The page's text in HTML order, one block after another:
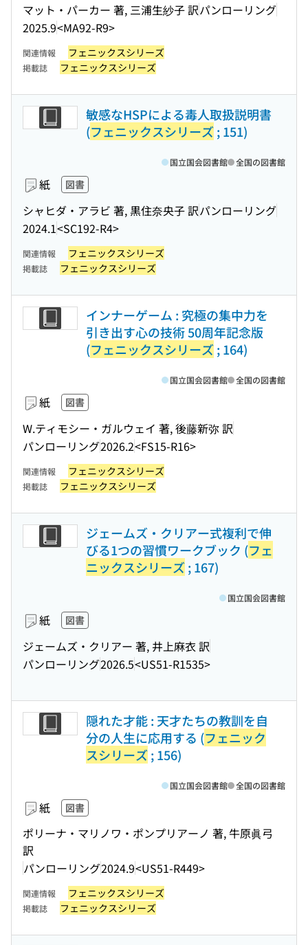
マット・パーカー 著, 三浦生紗子 訳パンローリング
2025.9<MA92-R9>
関連情報 フェニックスシリーズ
掲載誌 フェニックスシリーズ
敏感なHSPによる毒人取扱説明書
(フェニックスシリーズ ; 151)
紙 図書
シャヒダ・アラビ 著, 黒住奈央子 訳パンローリング
2024.1<SC192-R4>
国立国会図書館 全国の図書館
関連情報 フェニックスシリーズ
掲載誌 フェニックスシリーズ
インナーゲーム : 究極の集中力を
引き出す心の技術 50周年記念版
(フェニックスシリーズ ; 164)
紙 図書
W.ティモシー・ガルウェイ 著, 後藤新弥 訳
パンローリング2026.2<FS15-R16>
国立国会図書館 全国の図書館
関連情報 フェニックスシリーズ
掲載誌 フェニックスシリーズ
ジェームズ・クリアー式複利で伸
びる1つの習慣ワークブック (フェ
ニックスシリーズ ; 167)
紙 図書
ジェームズ・クリアー 著, 井上麻衣 訳
パンローリング2026.5<US51-R1535>
国立国会図書館
隠れた才能 : 天才たちの教訓を自
分の人生に応用する (フェニック
スシリーズ ; 156)
紙 図書
ポリーナ・マリノワ・ポンプリアーノ 著, 牛原眞弓
訳
パンローリング2024.9<US51-R449>
国立国会図書館 全国の図書館
関連情報 フェニックスシリーズ
掲載誌 フェニックスシリーズ